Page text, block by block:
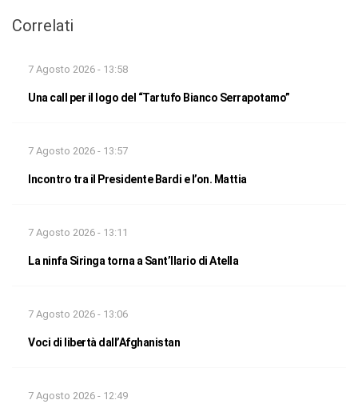
Correlati
7 Agosto 2026 - 13:58
Una call per il logo del “Tartufo Bianco Serrapotamo”
7 Agosto 2026 - 13:57
Incontro tra il Presidente Bardi e l’on. Mattia
7 Agosto 2026 - 13:11
La ninfa Siringa torna a Sant’Ilario di Atella
7 Agosto 2026 - 13:06
Voci di libertà dall’Afghanistan
7 Agosto 2026 - 12:49